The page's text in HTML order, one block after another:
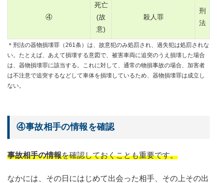
④
死亡
(故
意)
殺人罪
刑
法
＊刑法の器物損壊罪（261条）は、故意犯のみ処罰され、過失犯は処罰されな
い。たとえば、あえて損壊する意図で、被害車両に追突のうえ損壊した場合
は、器物損壊罪に該当する。これに対して、通常の物損事故の場合、加害者
は不注意で追突するなどして車体を損壊しているため、器物損壊罪は成立し
ない。
④事故相手の情報を確認
事故相手の情報を確認しておくことも重要です。
なかには、その日にはじめて出会った相手、その上その出